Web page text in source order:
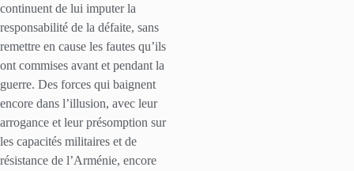
continuent de lui imputer la
responsabilité de la défaite, sans
remettre en cause les fautes qu’ils
ont commises avant et pendant la
guerre. Des forces qui baignent
encore dans l’illusion, avec leur
arrogance et leur présomption sur
les capacités militaires et de
résistance de l’Arménie, encore